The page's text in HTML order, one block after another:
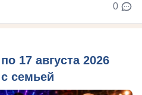
0
17 августа 2026
семьей